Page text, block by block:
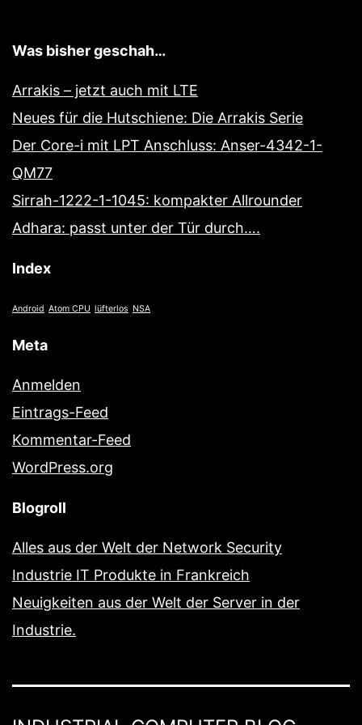
Was bisher geschah…
Arrakis – jetzt auch mit LTE
Neues für die Hutschiene: Die Arrakis Serie
Der Core-i mit LPT Anschluss: Anser-4342-1-
QM77
Sirrah-1222-1-1045: kompakter Allrounder
Adhara: passt unter der Tür durch….
Index
Android Atom CPU lüfterlos NSA
Meta
Anmelden
Eintrags-Feed
Kommentar-Feed
WordPress.org
Blogroll
Alles aus der Welt der Network Security
Industrie IT Produkte in Frankreich
Neuigkeiten aus der Welt der Server in der
Industrie.